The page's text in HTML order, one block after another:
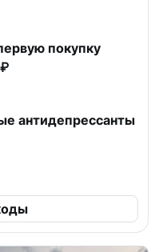
покупку
антидепрессанты